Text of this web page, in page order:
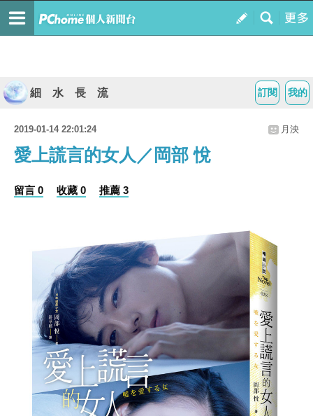
我的
訂閱
細 水 長 流
2019-01-14 22:01:24 月泱
愛上謊言的女人／岡部 悅
留言 0 收藏 0 推薦 3